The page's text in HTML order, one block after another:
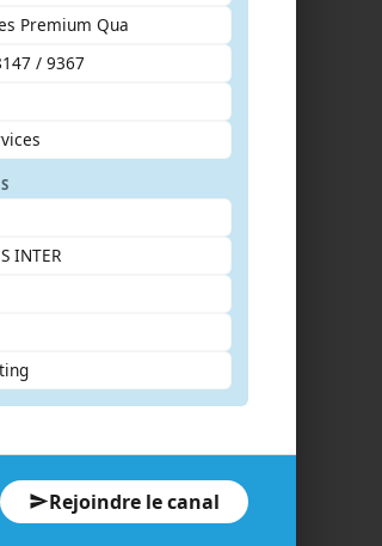
Premium Qua
/ 9367
INTER
Rejoindre le canal